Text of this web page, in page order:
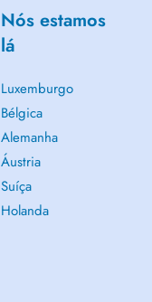
Nós estamos
lá
Luxemburgo
Bélgica
Alemanha
Áustria
Suíça
Holanda